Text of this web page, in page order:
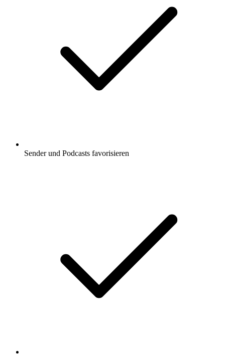
Sender und Podcasts favorisieren